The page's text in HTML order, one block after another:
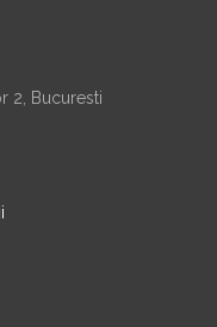
2, Bucuresti